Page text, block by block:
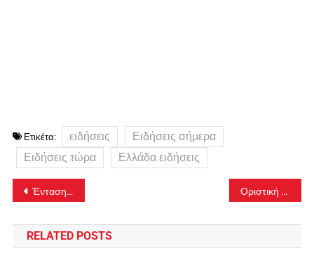
Ετικέτα: ειδήσεις
Ειδήσεις σήμερα
Ειδήσεις τώρα
Ελλάδα ειδήσεις
Πλοήγηση
άρθρων
Ένταση μεταξύ οπαδών του Ολυμπιακού και του Παναθηναϊκού πριν τον μικρό τελικό Οριστική συμφωνία των «πράσινων» με τον Τι Τζέι Σορτς για τριετές συμβόλαιο, χωρίς NBA opt out
RELATED POSTS